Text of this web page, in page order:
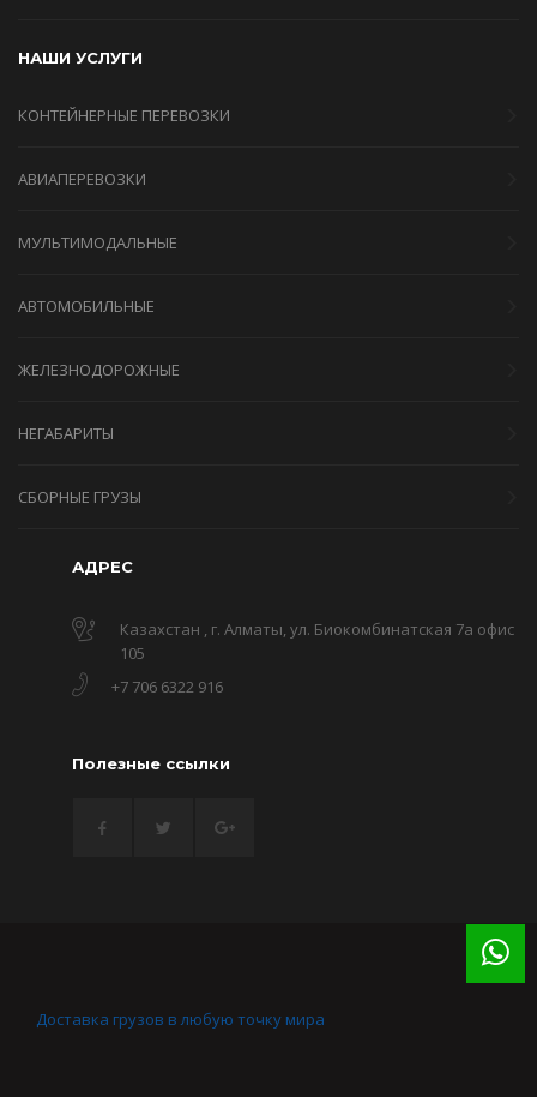
НАШИ УСЛУГИ
КОНТЕЙНЕРНЫЕ ПЕРЕВОЗКИ
АВИАПЕРЕВОЗКИ
МУЛЬТИМОДАЛЬНЫЕ
АВТОМОБИЛЬНЫЕ
ЖЕЛЕЗНОДОРОЖНЫЕ
НЕГАБАРИТЫ
СБОРНЫЕ ГРУЗЫ
АДРЕС
Казахстан , г. Алматы, ул. Биокомбинатская 7а офис
105
+7 706 6322 916
Полезные ссылки
Доставка грузов в любую точку мира